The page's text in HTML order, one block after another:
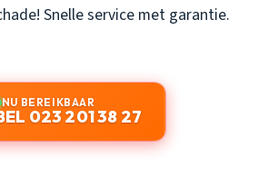
Snelle service met garantie.
NU BEREIKBAAR
023 201 38 27